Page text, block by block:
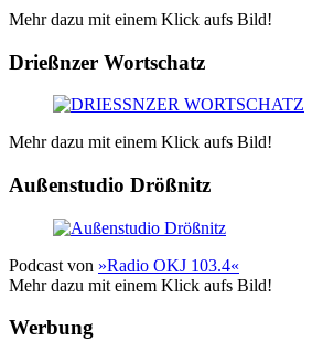
Mehr dazu mit einem Klick aufs Bild!
Drießnzer Wortschatz
Mehr dazu mit einem Klick aufs Bild!
Außenstudio Drößnitz
Podcast von »Radio OKJ 103.4«
Mehr dazu mit einem Klick aufs Bild!
Werbung